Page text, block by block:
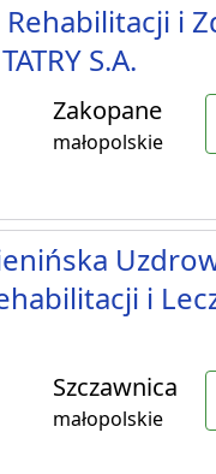
i
S.A.
Zakopane
małopolskie
i
Szczawnica
małopolskie